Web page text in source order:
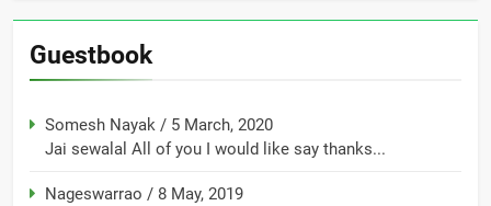
Guestbook
Somesh Nayak / 5 March, 2020
Jai sewalal All of you I would like say thanks...
Nageswarrao / 8 May, 2019